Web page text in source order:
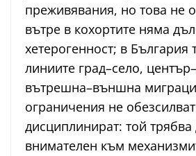
преживявания, но това не
вътре в кохортите няма
хетерогенност; в България
линиите град–село,
вътрешна–външна
ограничения не
дисциплинират: той трябва
внимателен към